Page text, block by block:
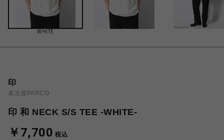
WHITE
印
名古屋PARCO
印 和 NECK S/S TEE -WHITE-
￥7,700 税込